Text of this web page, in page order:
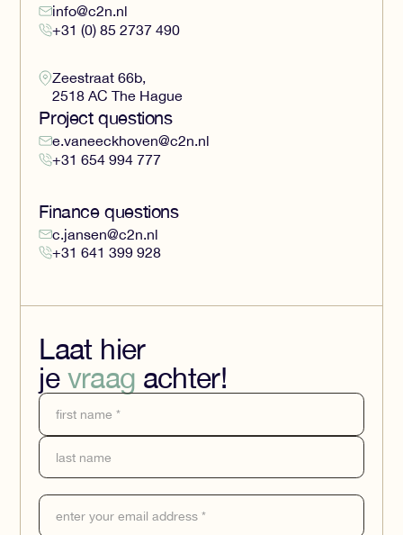
info@c2n.nl
+31 (0) 85 2737 490
Zeestraat 66b,
2518 AC The Hague
Project questions
e.vaneeckhoven@c2n.nl
+31 654 994 777
Finance questions
c.jansen@c2n.nl
+31 641 399 928
Laat hier
je vraag achter!